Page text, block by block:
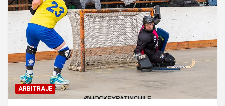
ARBITRAJE